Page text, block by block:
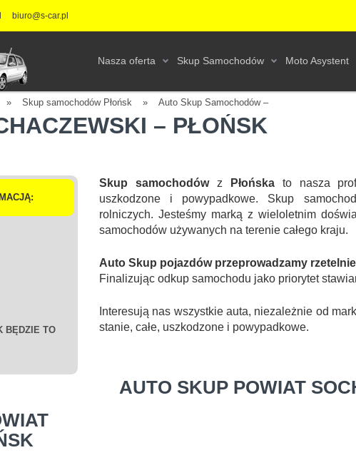
biuro@s-car.pl
Nasza oferta Skup Samochodów Moto Asystent
» Skup samochodów Płońsk » Auto Skup Samochodów –
– PŁOŃSK
BĘDZIE TO
Skup samochodówz Płońska to nasza
uszkodzone i powypadkowe. Skup
rolniczych. Jesteśmy marką z wieloletnim
samochodów używanych na terenie całego kraju.
Auto Skup pojazdów przeprowadzamy
Finalizując odkup samochodu jako priorytet
Interesują nas wszystkie auta, niezależnie od
stanie, całe, uszkodzone i powypadkowe.
AUTO SKUP POWIAT